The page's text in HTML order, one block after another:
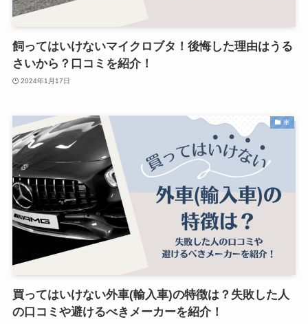
飼ってはいけないマイクロブタ！後悔した理由はうる
さいから？口コミを紹介！
2024年1月17日
車
買ってはいけない外車(輸入車)の特徴は？失敗した人
の口コミや避けるべきメーカーを紹介！